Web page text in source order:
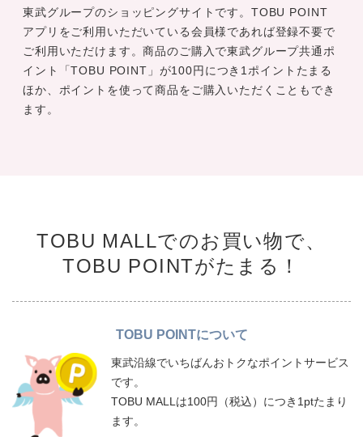
東武グループのショッピングサイトです。TOBU POINT
アプリをご利用いただいている会員様であれば登録不要で
ご利用いただけます。商品のご購入で東武グループ共通ポ
イント「TOBU POINT」が100円につき1ポイントたまる
ほか、ポイントを使って商品をご購入いただくこともでき
ます。
TOBU MALLでのお買い物で、
TOBU POINTがたまる！
TOBU POINTについて
東武沿線でいちばんおトクなポイントサービス
です。
TOBU MALLは100円（税込）につき1ptたまり
ます。